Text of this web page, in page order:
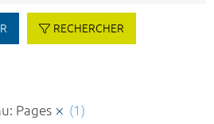
RECHERCHER
Pages
(1)